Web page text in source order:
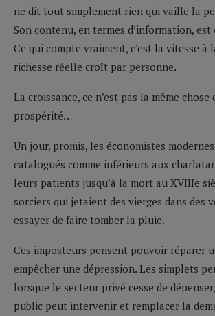
ne dit tout simplement rien qui vaille la
Son contenu, en termes d’information,
Ce qui compte vraiment, c’est la vitesse à
richesse réelle croît par personne.
La croissance, ce n’est pas la même chose
prospérité…
Un jour, promis, les économistes
catalogués comme inférieurs aux
leurs patients jusqu’à la mort au XVIIIe
sorciers qui jetaient des vierges dans des
essayer de faire tomber la pluie.
Ces imposteurs pensent pouvoir réparer
empêcher une dépression. Les simplets
lorsque le secteur privé cesse de
public peut intervenir et remplacer la